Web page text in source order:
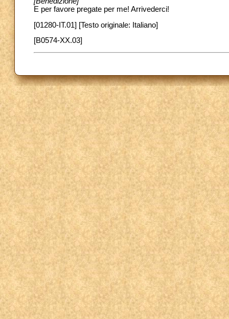
E per favore pregate per me! Arrivederci!
[01280-IT.01] [Testo originale: Italiano]
[B0574-XX.03]